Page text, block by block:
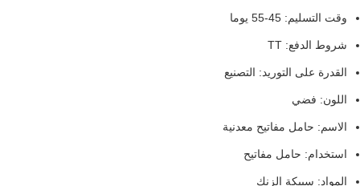
وقت التسليم: 45-55 يوما
شروط الدفع: TT
القدرة على التوريد: التصنيع
اللون: فضي
الاسم: حامل مفاتيح معدنية
استخدام: حامل مفاتيح
المواد: سبيكة الزنك